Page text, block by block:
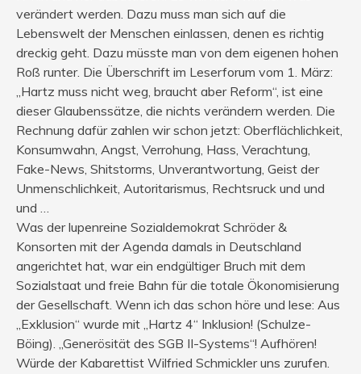
verändert werden. Dazu muss man sich auf die
Lebenswelt der Menschen einlassen, denen es richtig
dreckig geht. Dazu müsste man von dem eigenen hohen
Roß runter. Die Überschrift im Leserforum vom 1. März:
„Hartz muss nicht weg, braucht aber Reform“, ist eine
dieser Glaubenssätze, die nichts verändern werden. Die
Rechnung dafür zahlen wir schon jetzt: Oberflächlichkeit,
Konsumwahn, Angst, Verrohung, Hass, Verachtung,
Fake-News, Shitstorms, Unverantwortung, Geist der
Unmenschlichkeit, Autoritarismus, Rechtsruck und und
und …
Was der lupenreine Sozialdemokrat Schröder &
Konsorten mit der Agenda damals in Deutschland
angerichtet hat, war ein endgültiger Bruch mit dem
Sozialstaat und freie Bahn für die totale Ökonomisierung
der Gesellschaft. Wenn ich das schon höre und lese: Aus
„Exklusion“ wurde mit „Hartz 4“ Inklusion! (Schulze-
Böing). „Generösität des SGB II-Systems“! Aufhören!
Würde der Kabarettist Wilfried Schmickler uns zurufen.